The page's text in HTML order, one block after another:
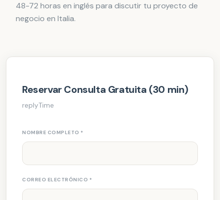
48-72 horas en inglés para discutir tu proyecto de
negocio en Italia.
Reservar Consulta Gratuita (30 min)
replyTime
NOMBRE COMPLETO *
CORREO ELECTRÓNICO *